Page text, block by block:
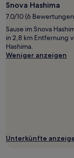
2 Erwachsenen
gefunden
wurde.
Preise
und
Verfügbarkeiten
können
Snova Hashima
7.0/10 (6
Sause im Snova
in 2,8 km Entfernung
Hashima.
Weniger anzeigen
Unterkünfte